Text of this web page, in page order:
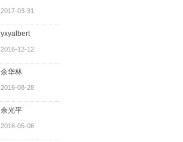
2017-03-31
yxyalbert
2016-12-12
余华林
2016-08-28
余光平
2016-05-06